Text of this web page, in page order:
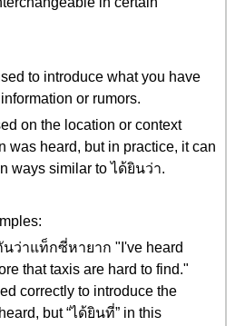
to introduce what you have
or rumors.
on the location or context
was heard, but in practice, it can
ways similar to ได้ยินว่า.
ว่าแท็กซี่หายาก "I've heard
that taxis are hard to find."
correctly to introduce the
but “ได้ยินที่” in this